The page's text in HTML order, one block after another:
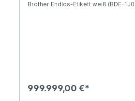
Brother Endlos-Etikett weiß (BDE-
999.999,00 €*